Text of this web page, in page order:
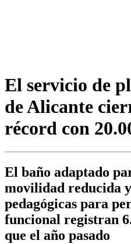
El servicio de
de Alicante
récord con
El baño adaptado
movilidad reducida
pedagógicas para
funcional registran
que el año pasado